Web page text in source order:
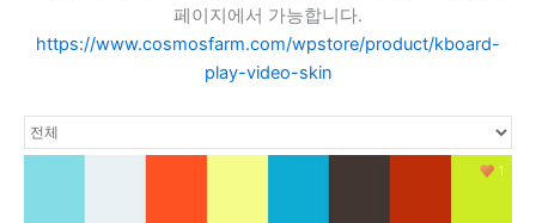
페이지에서 가능합니다.
https://www.cosmosfarm.com/wpstore/product/kboard-
play-video-skin
1